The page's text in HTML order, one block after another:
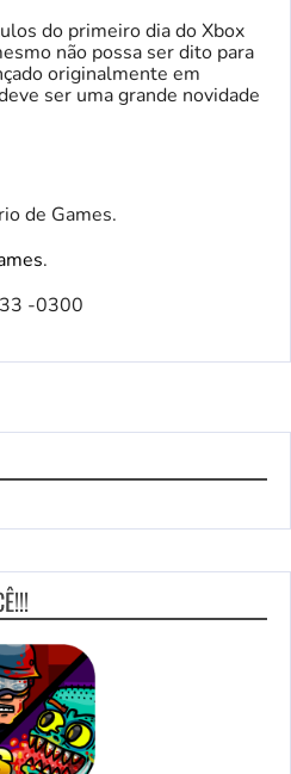
do primeiro dia do Xbox
não possa ser dito para
originalmente em
ser uma grande novidade
de Games.
.
-0300